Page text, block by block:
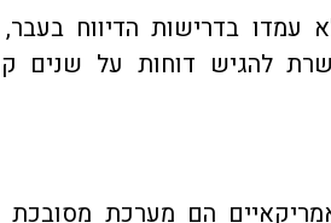
עמדו בדרישות הדיווח
להגיש דוחות על שנים
הם מערכת מסובכת